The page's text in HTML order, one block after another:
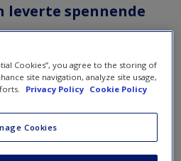
leverte spennende
fagene. Med Emil som
tilrettelagt for spørsmål som er
læreplanene.
Cookies”, you agree to the storing of
site navigation, analyze site usage,
Privacy Policy Cookie Policy
Cookies